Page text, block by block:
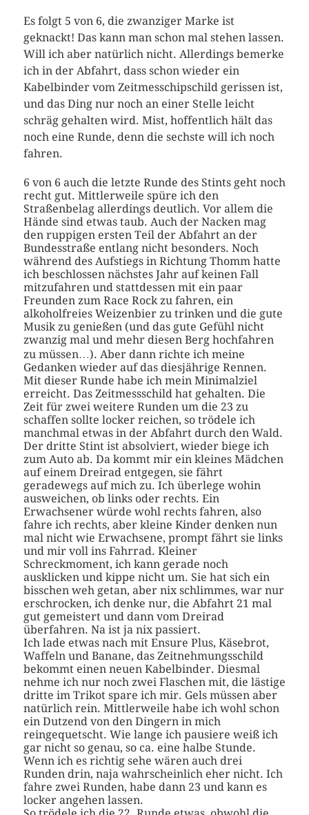
Es folgt 5 von 6, die zwanziger Marke ist
geknackt! Das kann man schon mal stehen lassen.
Will ich aber natürlich nicht. Allerdings bemerke
ich in der Abfahrt, dass schon wieder ein
Kabelbinder vom Zeitmesschipschild gerissen ist,
und das Ding nur noch an einer Stelle leicht
schräg gehalten wird. Mist, hoffentlich hält das
noch eine Runde, denn die sechste will ich noch
fahren.
6 von 6 auch die letzte Runde des Stints geht noch
recht gut. Mittlerweile spüre ich den
Straßenbelag allerdings deutlich. Vor allem die
Hände sind etwas taub. Auch der Nacken mag
den ruppigen ersten Teil der Abfahrt an der
Bundesstraße entlang nicht besonders. Noch
während des Aufstiegs in Richtung Thomm hatte
ich beschlossen nächstes Jahr auf keinen Fall
mitzufahren und stattdessen mit ein paar
Freunden zum Race Rock zu fahren, ein
alkoholfreies Weizenbier zu trinken und die gute
Musik zu genießen (und das gute Gefühl nicht
zwanzig mal und mehr diesen Berg hochfahren
zu müssen…). Aber dann richte ich meine
Gedanken wieder auf das diesjährige Rennen.
Mit dieser Runde habe ich mein Minimalziel
erreicht. Das Zeitmessschild hat gehalten. Die
Zeit für zwei weitere Runden um die 23 zu
schaffen sollte locker reichen, so trödele ich
manchmal etwas in der Abfahrt durch den Wald.
Der dritte Stint ist absolviert, wieder biege ich
zum Auto ab. Da kommt mir ein kleines Mädchen
auf einem Dreirad entgegen, sie fährt
geradewegs auf mich zu. Ich überlege wohin
ausweichen, ob links oder rechts. Ein
Erwachsener würde wohl rechts fahren, also
fahre ich rechts, aber kleine Kinder denken nun
mal nicht wie Erwachsene, prompt fährt sie links
und mir voll ins Fahrrad. Kleiner
Schreckmoment, ich kann gerade noch
ausklicken und kippe nicht um. Sie hat sich ein
bisschen weh getan, aber nix schlimmes, war nur
erschrocken, ich denke nur, die Abfahrt 21 mal
gut gemeistert und dann vom Dreirad
überfahren. Na ist ja nix passiert.
Ich lade etwas nach mit Ensure Plus, Käsebrot,
Waffeln und Banane, das Zeitnehmungsschild
bekommt einen neuen Kabelbinder. Diesmal
nehme ich nur noch zwei Flaschen mit, die lästige
dritte im Trikot spare ich mir. Gels müssen aber
natürlich rein. Mittlerweile habe ich wohl schon
ein Dutzend von den Dingern in mich
reingequetscht. Wie lange ich pausiere weiß ich
gar nicht so genau, so ca. eine halbe Stunde.
Wenn ich es richtig sehe wären auch drei
Runden drin, naja wahrscheinlich eher nicht. Ich
fahre zwei Runden, habe dann 23 und kann es
locker angehen lassen.